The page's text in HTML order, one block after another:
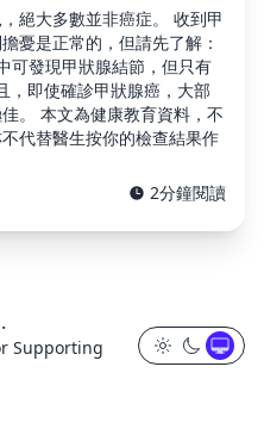
絕大多數並非癌症。 收到甲
憂是正常的，但請先了解：
可發現甲狀腺結節，但只有
，即使確診甲狀腺癌，大部
。 本文為健康教育資料，不
代替醫生按你的檢查結果作
2分鐘閱讀
Supporting